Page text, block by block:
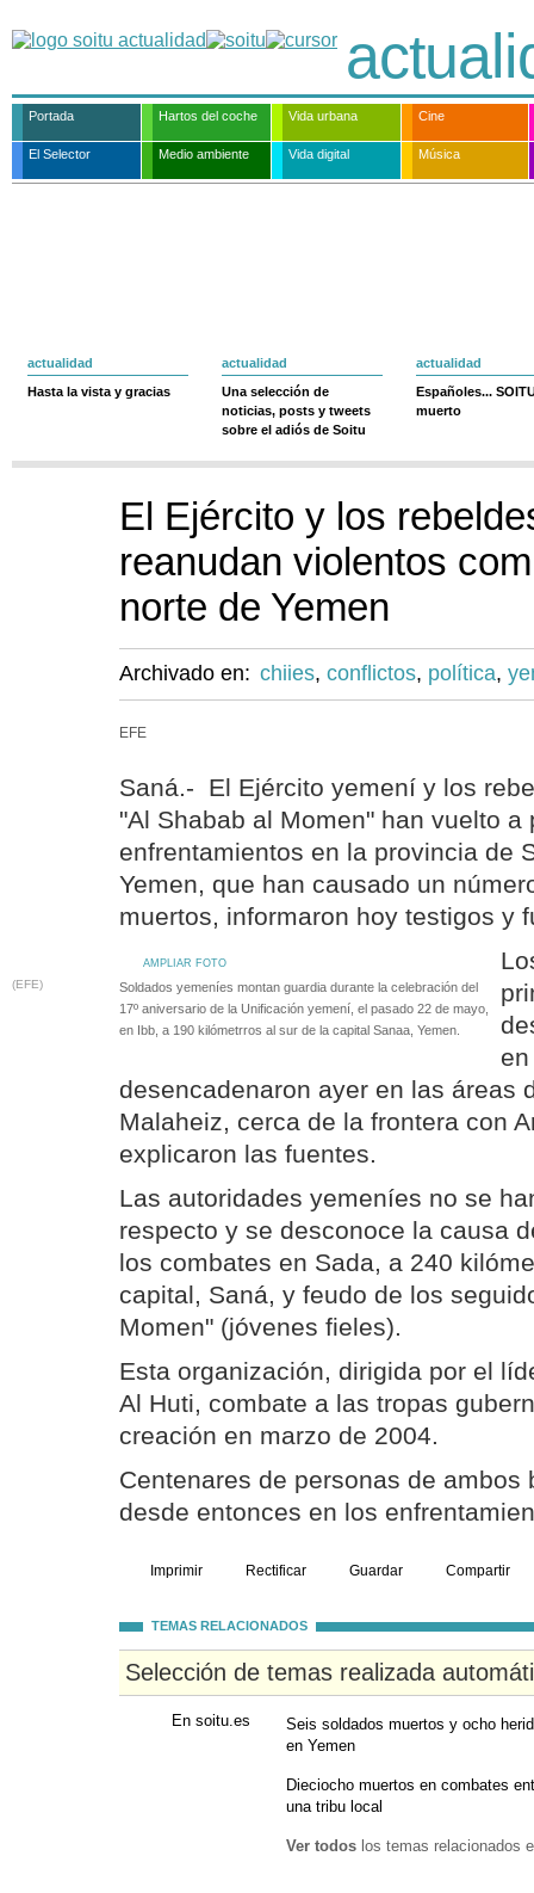
Portada Hartos del coche Vida urbana Cine
El Selector Medio ambiente Vida digital Música
actualidad
Hasta la vista y gracias
actualidad
Una selección de
noticias, posts y tweets
sobre el adiós de Soitu
actualidad
Españoles...
muerto
El Ejército y los
reanudan violentos
norte de Yemen
Archivado en: chiies, conflictos, política,
EFE
Saná.- El Ejército yemení y los
"Al Shabab al Momen" han vuelto
enfrentamientos en la provincia de
Yemen, que han causado un
muertos, informaron hoy testigos y
AMPLIAR FOTO
(EFE)
Soldados yemeníes montan guardia durante la celebración del
17º aniversario de la Unificación yemení, el pasado 22 de mayo,
en Ibb, a 190 kilómetrros al sur de la capital Sanaa, Yemen.
desencadenaron ayer en las áreas
Malaheiz, cerca de la frontera con
explicaron las fuentes.
Las autoridades yemeníes no se
respecto y se desconoce la causa
los combates en Sada, a 240
capital, Saná, y feudo de los
Momen" (jóvenes fieles).
Esta organización, dirigida por el
Al Huti, combate a las tropas
creación en marzo de 2004.
Centenares de personas de ambos
desde entonces en los
Imprimir Rectificar Guardar Compartir
TEMAS RELACIONADOS
Selección de temas realizada
En soitu.es
Seis soldados muertos y ocho
en Yemen
Dieciocho muertos en combates
una tribu local
Ver todos los temas relacionados